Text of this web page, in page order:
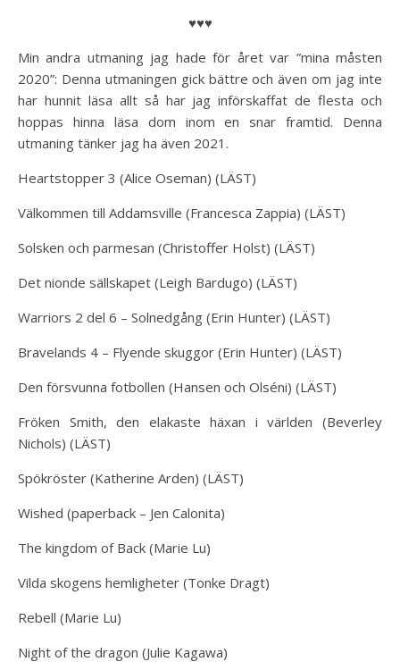
♥♥♥
Min andra utmaning jag hade för året var ”mina måsten
2020”: Denna utmaningen gick bättre och även om jag inte
har hunnit läsa allt så har jag införskaffat de flesta och
hoppas hinna läsa dom inom en snar framtid. Denna
utmaning tänker jag ha även 2021.
Heartstopper 3 (Alice Oseman) (LÄST)
Välkommen till Addamsville (Francesca Zappia) (LÄST)
Solsken och parmesan (Christoffer Holst) (LÄST)
Det nionde sällskapet (Leigh Bardugo) (LÄST)
Warriors 2 del 6 – Solnedgång (Erin Hunter) (LÄST)
Bravelands 4 – Flyende skuggor (Erin Hunter) (LÄST)
Den försvunna fotbollen (Hansen och Olséni) (LÄST)
Fröken Smith, den elakaste häxan i världen (Beverley
Nichols) (LÄST)
Spökröster (Katherine Arden) (LÄST)
Wished (paperback – Jen Calonita)
The kingdom of Back (Marie Lu)
Vilda skogens hemligheter (Tonke Dragt)
Rebell (Marie Lu)
Night of the dragon (Julie Kagawa)